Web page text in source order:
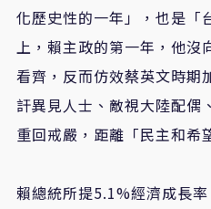
化歷史性的一年」，也是「
上，賴主政的第一年，他沒
看齊，反而仿效蔡英文時期
訐異見人士、敵視大陸配偶
重回戒嚴，距離「民主和希
賴總統所提5.1%經濟成長